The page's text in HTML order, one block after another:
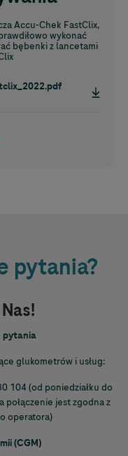
Accu-Chek FastClix,
wykonać
bębenki z lancetami
pytania?
pytania
glukometrów i usług:
104 (od poniedziałku do
połączenie jest zgodna z
operatora)
(CGM)